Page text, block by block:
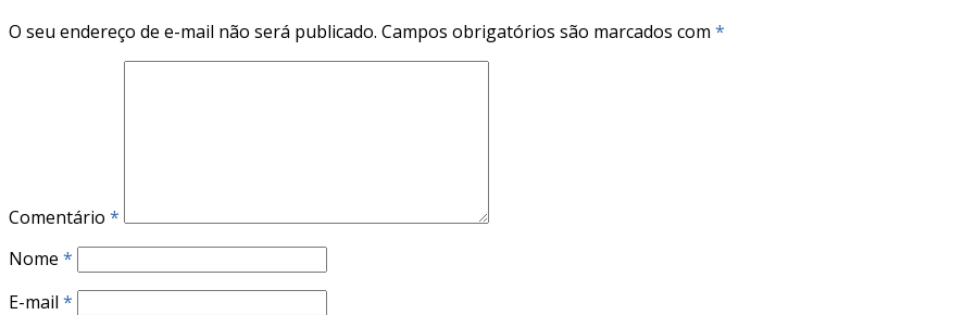
O seu endereço de e-mail não será publicado. Campos obrigatórios são marcados com *
Comentário *
Nome *
E-mail *